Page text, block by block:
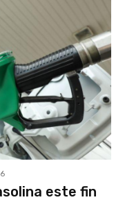
este fin